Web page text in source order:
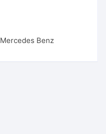
Mercedes Benz